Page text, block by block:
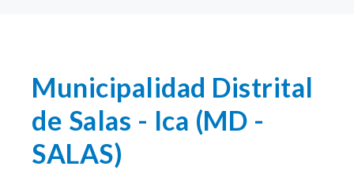
Municipalidad Distrital
de Salas - Ica (MD -
SALAS)